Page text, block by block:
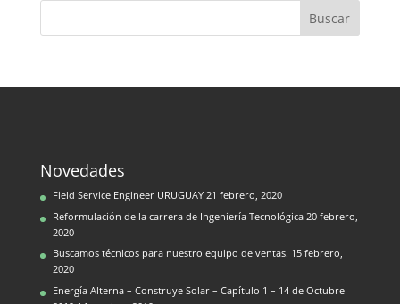
Novedades
Field Service Engineer URUGUAY 21 febrero, 2020
Reformulación de la carrera de Ingeniería Tecnológica 20 febrero,
2020
Buscamos técnicos para nuestro equipo de ventas. 15 febrero,
2020
Energía Alterna – Construye Solar – Capítulo 1 – 14 de Octubre